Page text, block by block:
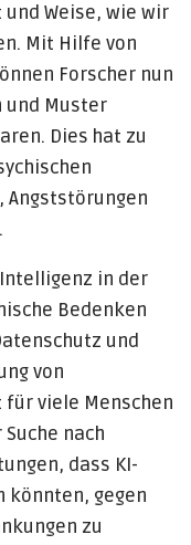
Weise, wie wir
Mit Hilfe von
Forscher nun
und Muster
Dies hat zu
Angststörungen
in der
Bedenken
und
von
viele Menschen
nach
dass KI-
könnten, gegen
zu